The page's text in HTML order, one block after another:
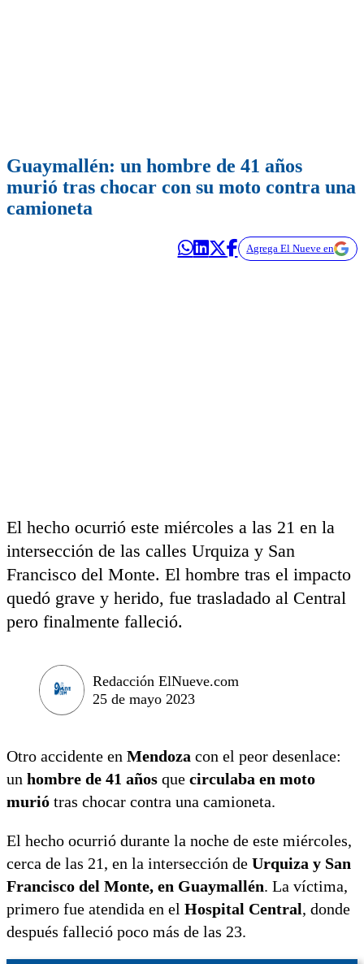
Guaymallén: un hombre de 41 años
murió tras chocar con su moto contra una
camioneta
Agrega El Nueve en
El hecho ocurrió este miércoles a las 21 en la
intersección de las calles Urquiza y San
Francisco del Monte. El hombre tras el impacto
quedó grave y herido, fue trasladado al Central
pero finalmente falleció.
Redacción ElNueve.com
25 de mayo 2023
Otro accidente en Mendoza con el peor desenlace:
un hombre de 41 años que circulaba en moto
murió tras chocar contra una camioneta.
El hecho ocurrió durante la noche de este miércoles,
cerca de las 21, en la intersección de Urquiza y San
Francisco del Monte, en Guaymallén. La víctima,
primero fue atendida en el Hospital Central, donde
después falleció poco más de las 23.